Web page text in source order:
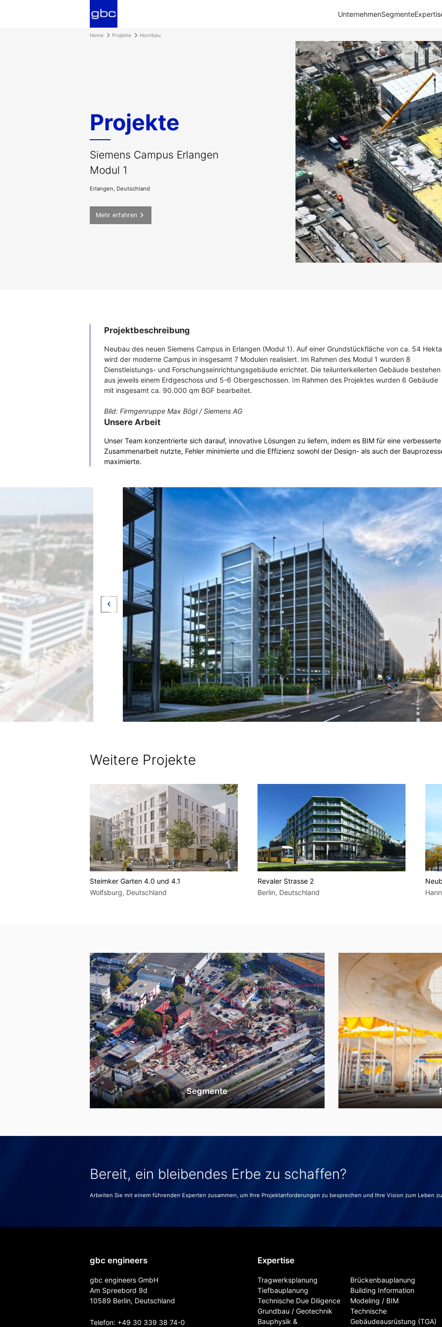
UnternehmenSegmente
Home Projekte Hochbau
Projekte
Siemens Campus Erlangen
Modul 1
Erlangen, Deutschland
Mehr erfahren
Projektbeschreibung
Neubau des neuen Siemens Campus in Erlangen (Modul 1). Auf einer Grundstückfläche von ca. 54
wird der moderne Campus in insgesamt 7 Modulen realisiert. Im Rahmen des Modul 1 wurden 8
Dienstleistungs- und Forschungseinrichtungsgebäude errichtet. Die teilunterkellerten Gebäude bestehen
aus jeweils einem Erdgeschoss und 5-6 Obergeschossen. Im Rahmen des Projektes wurden 6 Gebäude
mit insgesamt ca. 90.000 qm BGF bearbeitet.
Bild: Firmgenruppe Max Bögl / Siemens AG
Unsere Arbeit
Unser Team konzentrierte sich darauf, innovative Lösungen zu liefern, indem es BIM für eine verbesserte
Zusammenarbeit nutzte, Fehler minimierte und die Effizienz sowohl der Design- als auch der
maximierte.
Weitere Projekte
Steimker Garten 4.0 und 4.1
Wolfsburg, Deutschland
Revaler Strasse 2
Berlin, Deutschland
Segmente
Bereit, ein bleibendes Erbe zu schaffen?
Arbeiten Sie mit einem führenden Experten zusammen, um Ihre Projektanforderungen zu besprechen und Ihre Vision zum Leben
gbc engineers
gbc engineers GmbH
Am Spreebord 9d
10589 Berlin, Deutschland
Telefon: +49 30 339 38 74-0
Expertise
Tragwerksplanung
Tiefbauplanung
Technische Due Diligence
Grundbau / Geotechnik
Bauphysik &
Brückenbauplanung
Building Information
Modeling / BIM
Technische
Gebäudeausrüstung (TGA)